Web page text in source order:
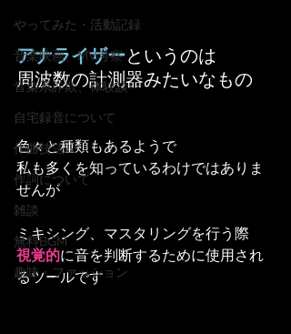
やってみた・活動記録
音楽映画、MV考察
音楽系詐欺、体験談
自宅録音について
作曲技法
作詞について
雑談
無料BGM
趣味・ファッション
アナライザーというのは
周波数の計測器みたいなもの
色々と種類もあるようで
私も多くを知っているわけではありま
せんが
ミキシング、マスタリングを行う際
視覚的に音を判断するために使用され
るツールです